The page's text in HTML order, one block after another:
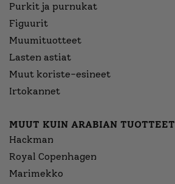
Purkit ja purnukat
Figuurit
Muumituotteet
Lasten astiat
Muut koriste-esineet
Irtokannet
MUUT KUIN ARABIAN TUOTTEET
Hackman
Royal Copenhagen
Marimekko